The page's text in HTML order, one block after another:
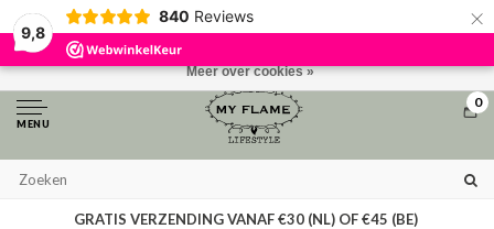
9,8
840 Reviews ×
MENU
0
GRATIS VERZENDING VANAF €30 (NL) OF €45 (BE)
Door het gebruiken van onze website, ga je akkoord met het gebruik van
cookies om onze website te verbeteren.
Meer over cookies »